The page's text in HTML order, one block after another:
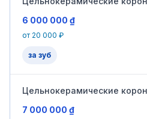
6 000 000 ₫
от 20 000 ₽
за зуб
Цельнокерамические
7 000 000 ₫